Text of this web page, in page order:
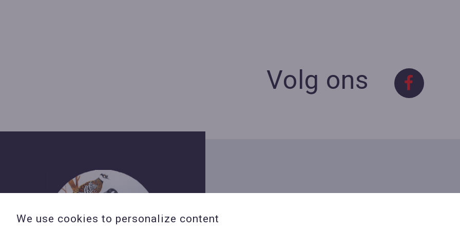
Volg ons
We use cookies to personalize content